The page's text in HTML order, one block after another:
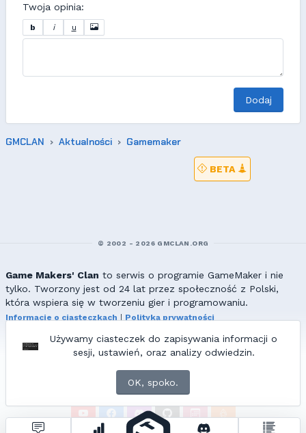
Twoja opinia:
b i u
Dodaj
GMCLAN Aktualności Gamemaker
Używamy ciasteczek do zapisywania informacji o
sesji, ustawień, oraz analizy odwiedzin.
OK, spoko.
BETA
© 2002 - 2026 GMCLAN.ORG
Game Makers' Clan to serwis o programie GameMaker i nie
tylko. Tworzony jest od 24 lat przez społeczność z Polski,
która wspiera się w tworzeniu gier i programowaniu.
Informacje o ciasteczkach
Polityka prywatności
Wszelkie prawa zastrzeżone. Kopiowanie materiałów bez zgody
redakcji zabronione!
ZNAJDZIESZ NAS TAKŻE NA: